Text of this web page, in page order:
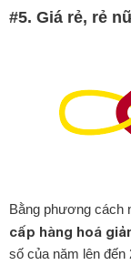
#5. Giá rẻ, rẻ
Bằng phương cách
cấp hàng hoá
số của năm lên đến